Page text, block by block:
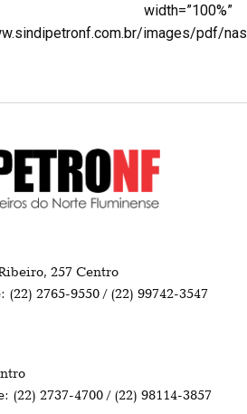
images/pdf/
257 Centro
(22) 2765-9550 / (22) 99742-3547
(22) 2737-4700 / (22) 98114-3857